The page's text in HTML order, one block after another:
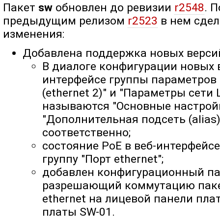
Пакет sw обновлен до ревизии r2548.
предыдущим релизом r2523 в нем
изменения:
Добавлена поддержка новых
В диалоге конфигурации новых
интерфейсе группы
(ethernet 2)" и "Параметры сети
называются "Основные
"Дополнительная подсеть
соответственно;
состояние PoE в веб-
группу "Порт ethernet";
добавлен конфигурационный
разрешающий коммутацию
ethernet на лицевой панели
платы SW-01.